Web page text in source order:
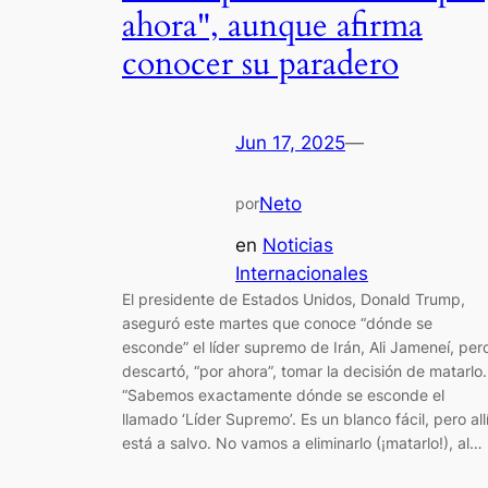
ahora", aunque afirma
conocer su paradero
Jun 17, 2025—
porNeto
en Noticias
Internacionales
El presidente de Estados Unidos, Donald Trump,
aseguró este martes que conoce “dónde se
esconde” el líder supremo de Irán, Ali Jameneí,
descartó, “por ahora”, tomar la decisión de matarlo.
“Sabemos exactamente dónde se esconde el
llamado ‘Líder Supremo’. Es un blanco fácil, pero allí
está a salvo. No vamos a eliminarlo (¡matarlo!), al…